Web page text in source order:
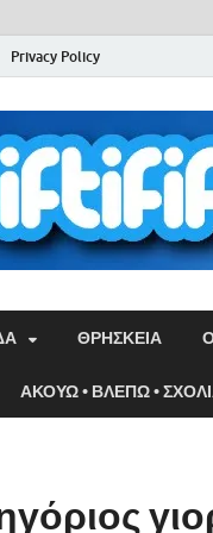
Privacy Policy
ΘΡΗΣΚΕΙΑ
ΑΚΟΥΩ • ΒΛΕΠΩ •